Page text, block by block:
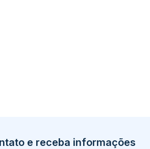
e receba informações